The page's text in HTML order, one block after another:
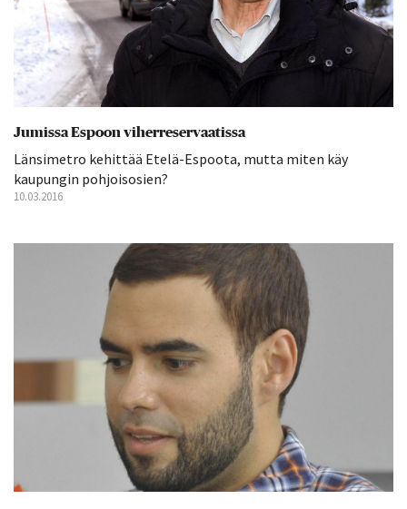
Jumissa Espoon viherreservaatissa
Länsimetro kehittää Etelä-Espoota, mutta miten käy
kaupungin pohjoisosien?
10.03.2016